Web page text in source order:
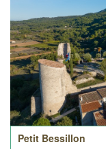
Petit Bessillon